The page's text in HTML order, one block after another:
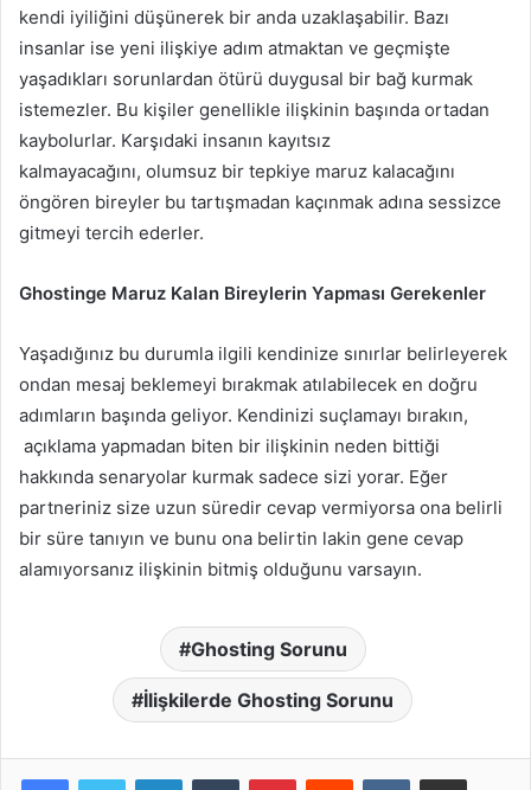
kendi iyiliğini düşünerek bir anda uzaklaşabilir. Bazı
insanlar ise yeni ilişkiye adım atmaktan ve geçmişte
yaşadıkları sorunlardan ötürü duygusal bir bağ kurmak
istemezler. Bu kişiler genellikle ilişkinin başında ortadan
kaybolurlar. Karşıdaki insanın kayıtsız
kalmayacağını, olumsuz bir tepkiye maruz kalacağını
öngören bireyler bu tartışmadan kaçınmak adına sessizce
gitmeyi tercih ederler.
Ghostinge Maruz Kalan Bireylerin Yapması Gerekenler
Yaşadığınız bu durumla ilgili kendinize sınırlar belirleyerek
ondan mesaj beklemeyi bırakmak atılabilecek en doğru
adımların başında geliyor. Kendinizi suçlamayı bırakın,
açıklama yapmadan biten bir ilişkinin neden bittiği
hakkında senaryolar kurmak sadece sizi yorar. Eğer
partneriniz size uzun süredir cevap vermiyorsa ona belirli
bir süre tanıyın ve bunu ona belirtin lakin gene cevap
alamıyorsanız ilişkinin bitmiş olduğunu varsayın.
Ghosting Sorunu
İlişkilerde Ghosting Sorunu
LinkedInTumblr PinterestReddit VKontakteE-Posta ile paylaş